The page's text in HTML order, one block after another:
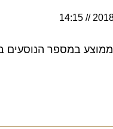
14:15